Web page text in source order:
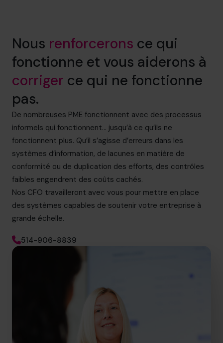
Nous renforcerons ce qui
fonctionne et vous aiderons à
corriger ce qui ne fonctionne
pas.
De nombreuses PME fonctionnent avec des processus
informels qui fonctionnent… jusqu’à ce qu’ils ne
fonctionnent plus. Qu’il s’agisse d’erreurs dans les
systèmes d’information, de lacunes en matière de
conformité ou de duplication des efforts, des contrôles
faibles engendrent des coûts cachés.
Nos CFO travailleront avec vous pour mettre en place
des systèmes capables de soutenir votre entreprise à
grande échelle.
514-906-8839